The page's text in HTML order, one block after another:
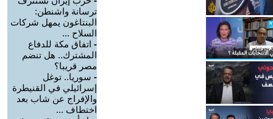
ترسانة واشنطن:
البنتاغون يمهل شركات
السلاح ...
- اتفاق مكة للدفاع
المشترك.. هل تنضم
مصر قريبا؟
- سوريا.. توغل
إسرائيلي في القنيطرة
والإفراج عن شاب بعد
اختطاف ...